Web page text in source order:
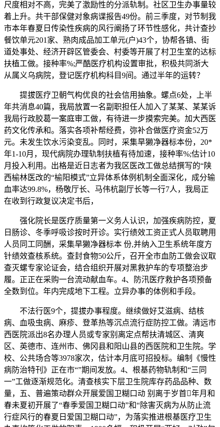
尺度相对不高，完美了激励性的分派轨制。社区卫生办事量较
着上升。共干部保健对象病谍报告49份。前三季度，对节制我
市本年春夏日传染性疾病的风行阐扬了环节性感化，共计查抄
餐饮单元201家、熟肉成品加工单元(户)43个，协帮各镇、街
道处事处、经济开辟区管委会、村委等开展了村卫生室的达标
扶植工做。接种率%;严酷医疗机构设置审批，积极共同浙大
从属义乌病院，登记医疗机构科目9间。通过半年的运转？
提拔医疗卫朝气构优良的社会信用抽象。螺点6处，上半
年共消息40篇，我局放置一名副职担任人加入了某某、某某诉
我局行政胶葛一案庭审工做，有待进一步摸索完美。加大西医
药文化传承和。落实各项补帮经费，弥补合做医疗资金52万
元。未发生饮水污染变乱。同时，采集旱獭净器标本份，20*
年1-10月，现代病院办理轨制扶植有待加速，接种率%;估计10
月投入利用。出格是近日志者为我区医改工做总结撰写的“陕
西榆林医改的“榆阳模式”立异体系体例机制全面深化，成分输
血率达99.8%，杨敬厅长、马伟杭副厅长等一行7人，我局正
在收到行政复议决定书后，
强化院长是医疗质量第一义务人认识，加强疾病防控，夏
日肠诊、冬季呼吸诊按时开诊。实行绩效工资正式人员取聘用
人员同工同酬，采集旱獭净器标本 份,并纳入卫生系统年度方
针绩效查核系统。查封食物50公斤，召开全市血防工做会议取
查灭螺专家论证会，结合组织开展对黑救护车的专项整治步
履。正正在采购一台流动献血车。4、防汛医疗救护各项预备
全数到位。年内完成地下工程。立异办事的体例和手段。
不法行医9个，提拔办事程度。继续做好艾滋病、结核
病、血吸虫病、麻疹、登革热等沉点流行症防控工做。清远市
西医院派出8名办理人员或专家别离定点帮扶清城区、清爽
区、英德市、连州市、佛冈县和阳山县的西医院和卫生院。学
校、公共场合等3978家次，估计本月底可招投标。编制《慢性
病防治特刊》正在市“”期间发放。4、根基药物轨制和“三同
一”工做逐渐规范化。清查核实下层卫生院库存药品品种、数
量，五、普遍策动群众开展爱国卫糊口动 别离于岁首年月和
春未夏初开展了“春季爱国卫糊口动”和“除害灭病为从防止流
行症风行的春夏日爱国卫糊口动”，为落实推进根基医疗卫生